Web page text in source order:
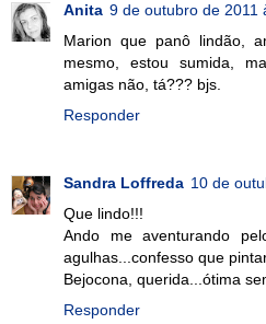
Anita 9 de outubro de 2011
Marion que panô lindão,
mesmo, estou sumida,
amigas não, tá??? bjs.
Responder
Sandra Loffreda 10 de
Que lindo!!!
Ando me aventurando
agulhas...confesso que
Bejocona, querida...ótima
Responder